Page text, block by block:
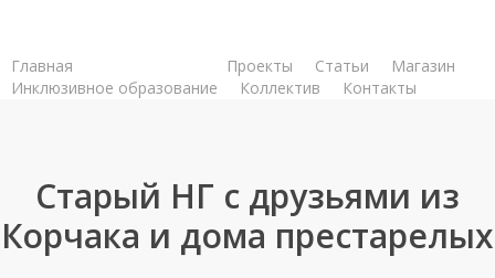
main
content
Главная Проекты Статьи
Магазин
Инклюзивное образование
Коллектив Контакты
Старый НГ с друзьями из
Корчака и дома престарелых